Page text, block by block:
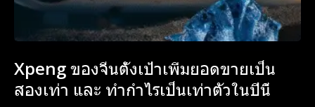
Xpeng ของจีนตั้งเป้าเพิ่มยอดขายเป็น
สองเท่า และ ทำกำไรเป็นเท่าตัวในปีนี้